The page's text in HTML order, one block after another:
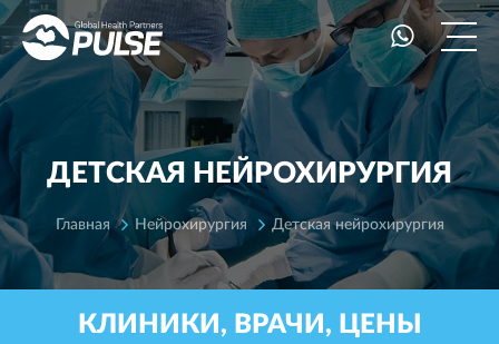
ДЕТСКАЯ НЕЙРОХИРУРГИЯ
Главная Нейрохирургия Детская нейрохирургия
КЛИНИКИ, ВРАЧИ, ЦЕНЫ